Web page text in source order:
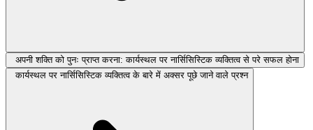
अपनी शक्ति को पुनः प्राप्त करना: कार्यस्थल पर नार्सिसिस्टिक व्यक्तित्व से परे सफल होना
कार्यस्थल पर नार्सिसिस्टिक व्यक्तित्व के बारे में अक्सर पूछे जाने वाले प्रश्न